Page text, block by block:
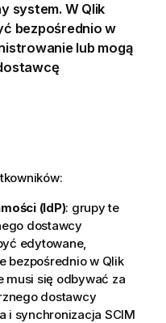
system. WQlik
bezpośrednio w
lub mogą
(IdP): grupy te
dostawcy
edytowane,
bezpośrednio w Qlik
musi się odbywać za
dostawcy
i synchronizacja SCIM